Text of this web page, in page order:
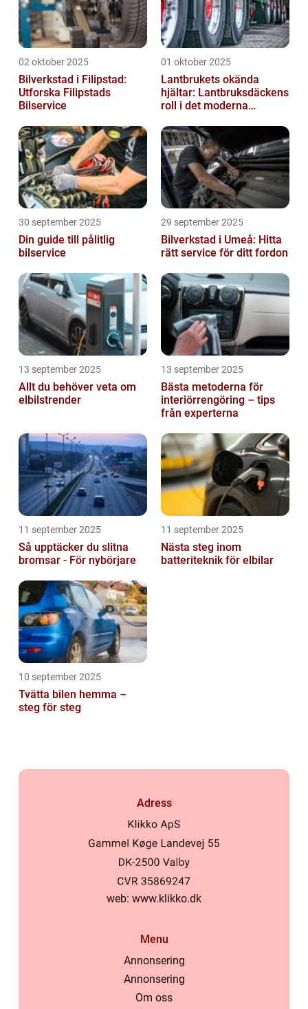
02 oktober 2025
Bilverkstad i Filipstad:
Utforska Filipstads
Bilservice
01 oktober 2025
Lantbrukets okända
hjältar: Lantbruksdäckens
roll i det moderna
30 september 2025
Din guide till pålitlig
bilservice
29 september 2025
Bilverkstad i Umeå: Hitta
rätt service för ditt fordon
13 september 2025
Allt du behöver veta om
elbilstrender
13 september 2025
Bästa metoderna för
interiörrengöring – tips
från experterna
11 september 2025
Så upptäcker du slitna
bromsar - För nybörjare
11 september 2025
Nästa steg inom
batteriteknik för elbilar
10 september 2025
Tvätta bilen hemma –
steg för steg
Adress
web: www.klikko.dk
Menu
Annonsering
Annonsering
Om oss